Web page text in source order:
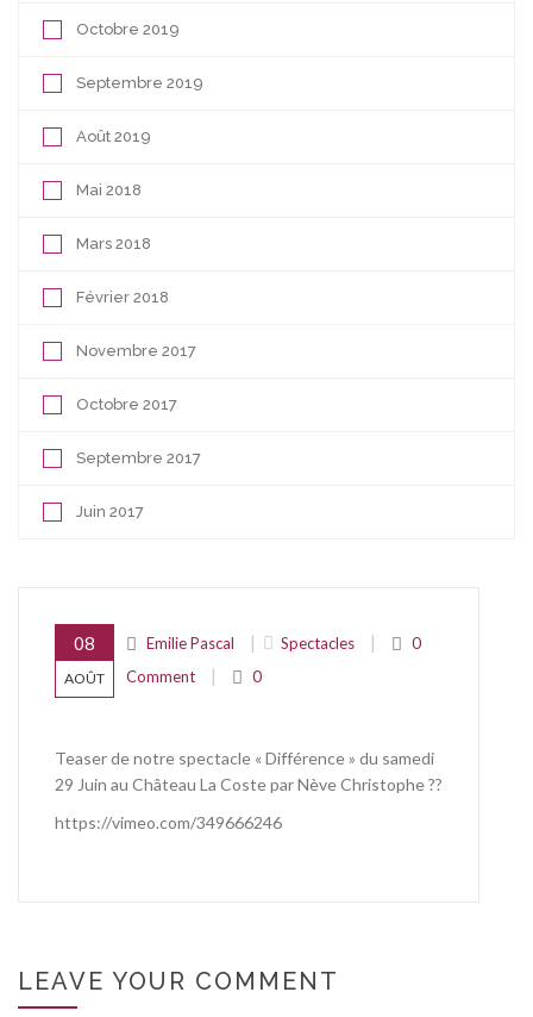
Octobre 2019
Septembre 2019
Août 2019
Mai 2018
Mars 2018
Février 2018
Novembre 2017
Octobre 2017
Septembre 2017
Juin 2017
08
AOÛT
Emilie Pascal | Spectacles |
0
Comment
| 0
Teaser de notre spectacle « Différence » du samedi
29 Juin au Château La Coste par Nève Christophe ??
https://vimeo.com/349666246
LEAVE YOUR COMMENT